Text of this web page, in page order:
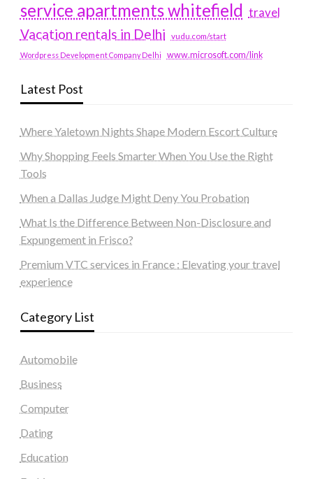
service apartments whitefield travel
Vacation rentals in Delhi vudu.com/start
Wordpress Development Company Delhi www.microsoft.com/link
Latest Post
Where Yaletown Nights Shape Modern Escort Culture
Why Shopping Feels Smarter When You Use the Right
Tools
When a Dallas Judge Might Deny You Probation
What Is the Difference Between Non-Disclosure and
Expungement in Frisco?
Premium VTC services in France : Elevating your travel
experience
Category List
Automobile
Business
Computer
Dating
Education